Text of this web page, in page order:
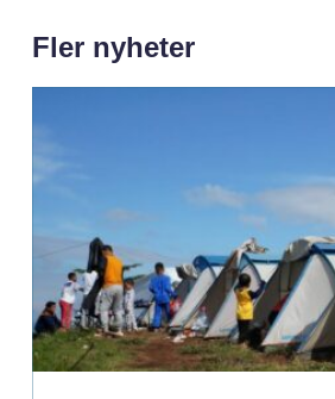
Fler nyheter